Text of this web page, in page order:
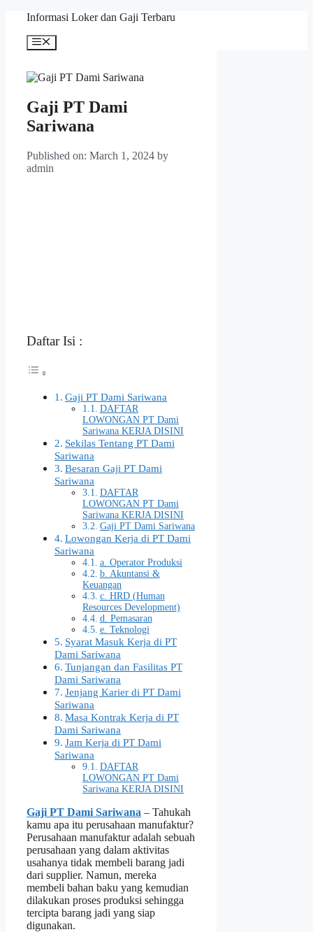
content
Informasi Loker dan Gaji Terbaru
Menu
Gaji PT Dami
Sariwana
Published on: March 1, 2024 by
admin
Daftar Isi :
Gaji PT Dami Sariwana
DAFTAR
LOWONGAN PT Dami
Sariwana KERJA DISINI
Sekilas Tentang PT Dami
Sariwana
Besaran Gaji PT Dami
Sariwana
DAFTAR
LOWONGAN PT Dami
Sariwana KERJA DISINI
Gaji PT Dami Sariwana
Lowongan Kerja di PT Dami
Sariwana
a. Operator Produksi
b. Akuntansi &
Keuangan
c. HRD (Human
Resources Development)
d. Pemasaran
e. Teknologi
Syarat Masuk Kerja di PT
Dami Sariwana
Tunjangan dan Fasilitas PT
Dami Sariwana
Jenjang Karier di PT Dami
Sariwana
Masa Kontrak Kerja di PT
Dami Sariwana
Jam Kerja di PT Dami
Sariwana
DAFTAR
LOWONGAN PT Dami
Sariwana KERJA DISINI
Gaji PT Dami Sariwana – Tahukah
kamu apa itu perusahaan manufaktur?
Perusahaan manufaktur adalah sebuah
perusahaan yang dalam aktivitas
usahanya tidak membeli barang jadi
dari supplier. Namun, mereka
membeli bahan baku yang kemudian
dilakukan proses produksi sehingga
tercipta barang jadi yang siap
digunakan.